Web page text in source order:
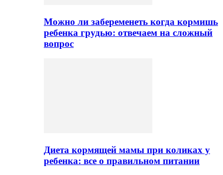
Можно ли забеременеть когда кормишь
ребенка грудью: отвечаем на сложный
вопрос
Диета кормящей мамы при коликах у
ребенка: все о правильном питании